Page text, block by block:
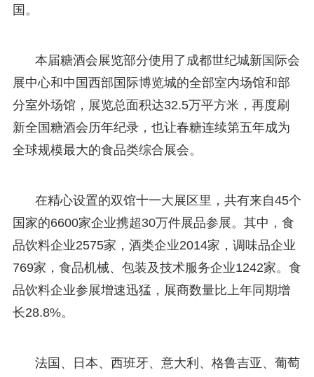
国。
本届糖酒会展览部分使用了成都世纪城新国际会
展中心和中国西部国际博览城的全部室内场馆和部
分室外场馆，展览总面积达32.5万平方米，再度刷
新全国糖酒会历年纪录，也让春糖连续第五年成为
全球规模最大的食品类综合展会。
在精心设置的双馆十一大展区里，共有来自45个
国家的6600家企业携超30万件展品参展。其中，食
品饮料企业2575家，酒类企业2014家，调味品企业
769家，食品机械、包装及技术服务企业1242家。食
品饮料企业参展增速迅猛，展商数量比上年同期增
长28.8%。
法国、日本、西班牙、意大利、格鲁吉亚、葡萄